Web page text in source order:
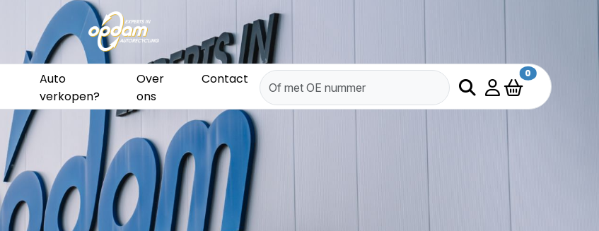
Auto
verkopen?
Over
ons
Contact 0